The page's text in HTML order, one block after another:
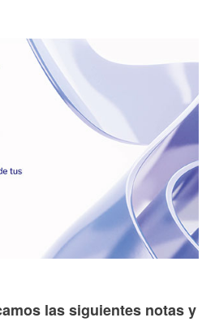
las siguientes notas y